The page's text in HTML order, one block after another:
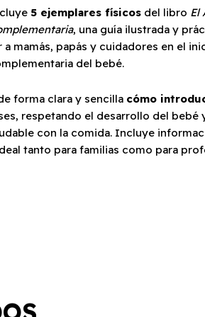
5 ejemplares físicos del libro El
, una guía ilustrada y
a mamás, papás y cuidadores en el
del bebé.
forma clara y sencilla cómo
respetando el desarrollo del bebé
con la comida. Incluye
tanto para familias como para